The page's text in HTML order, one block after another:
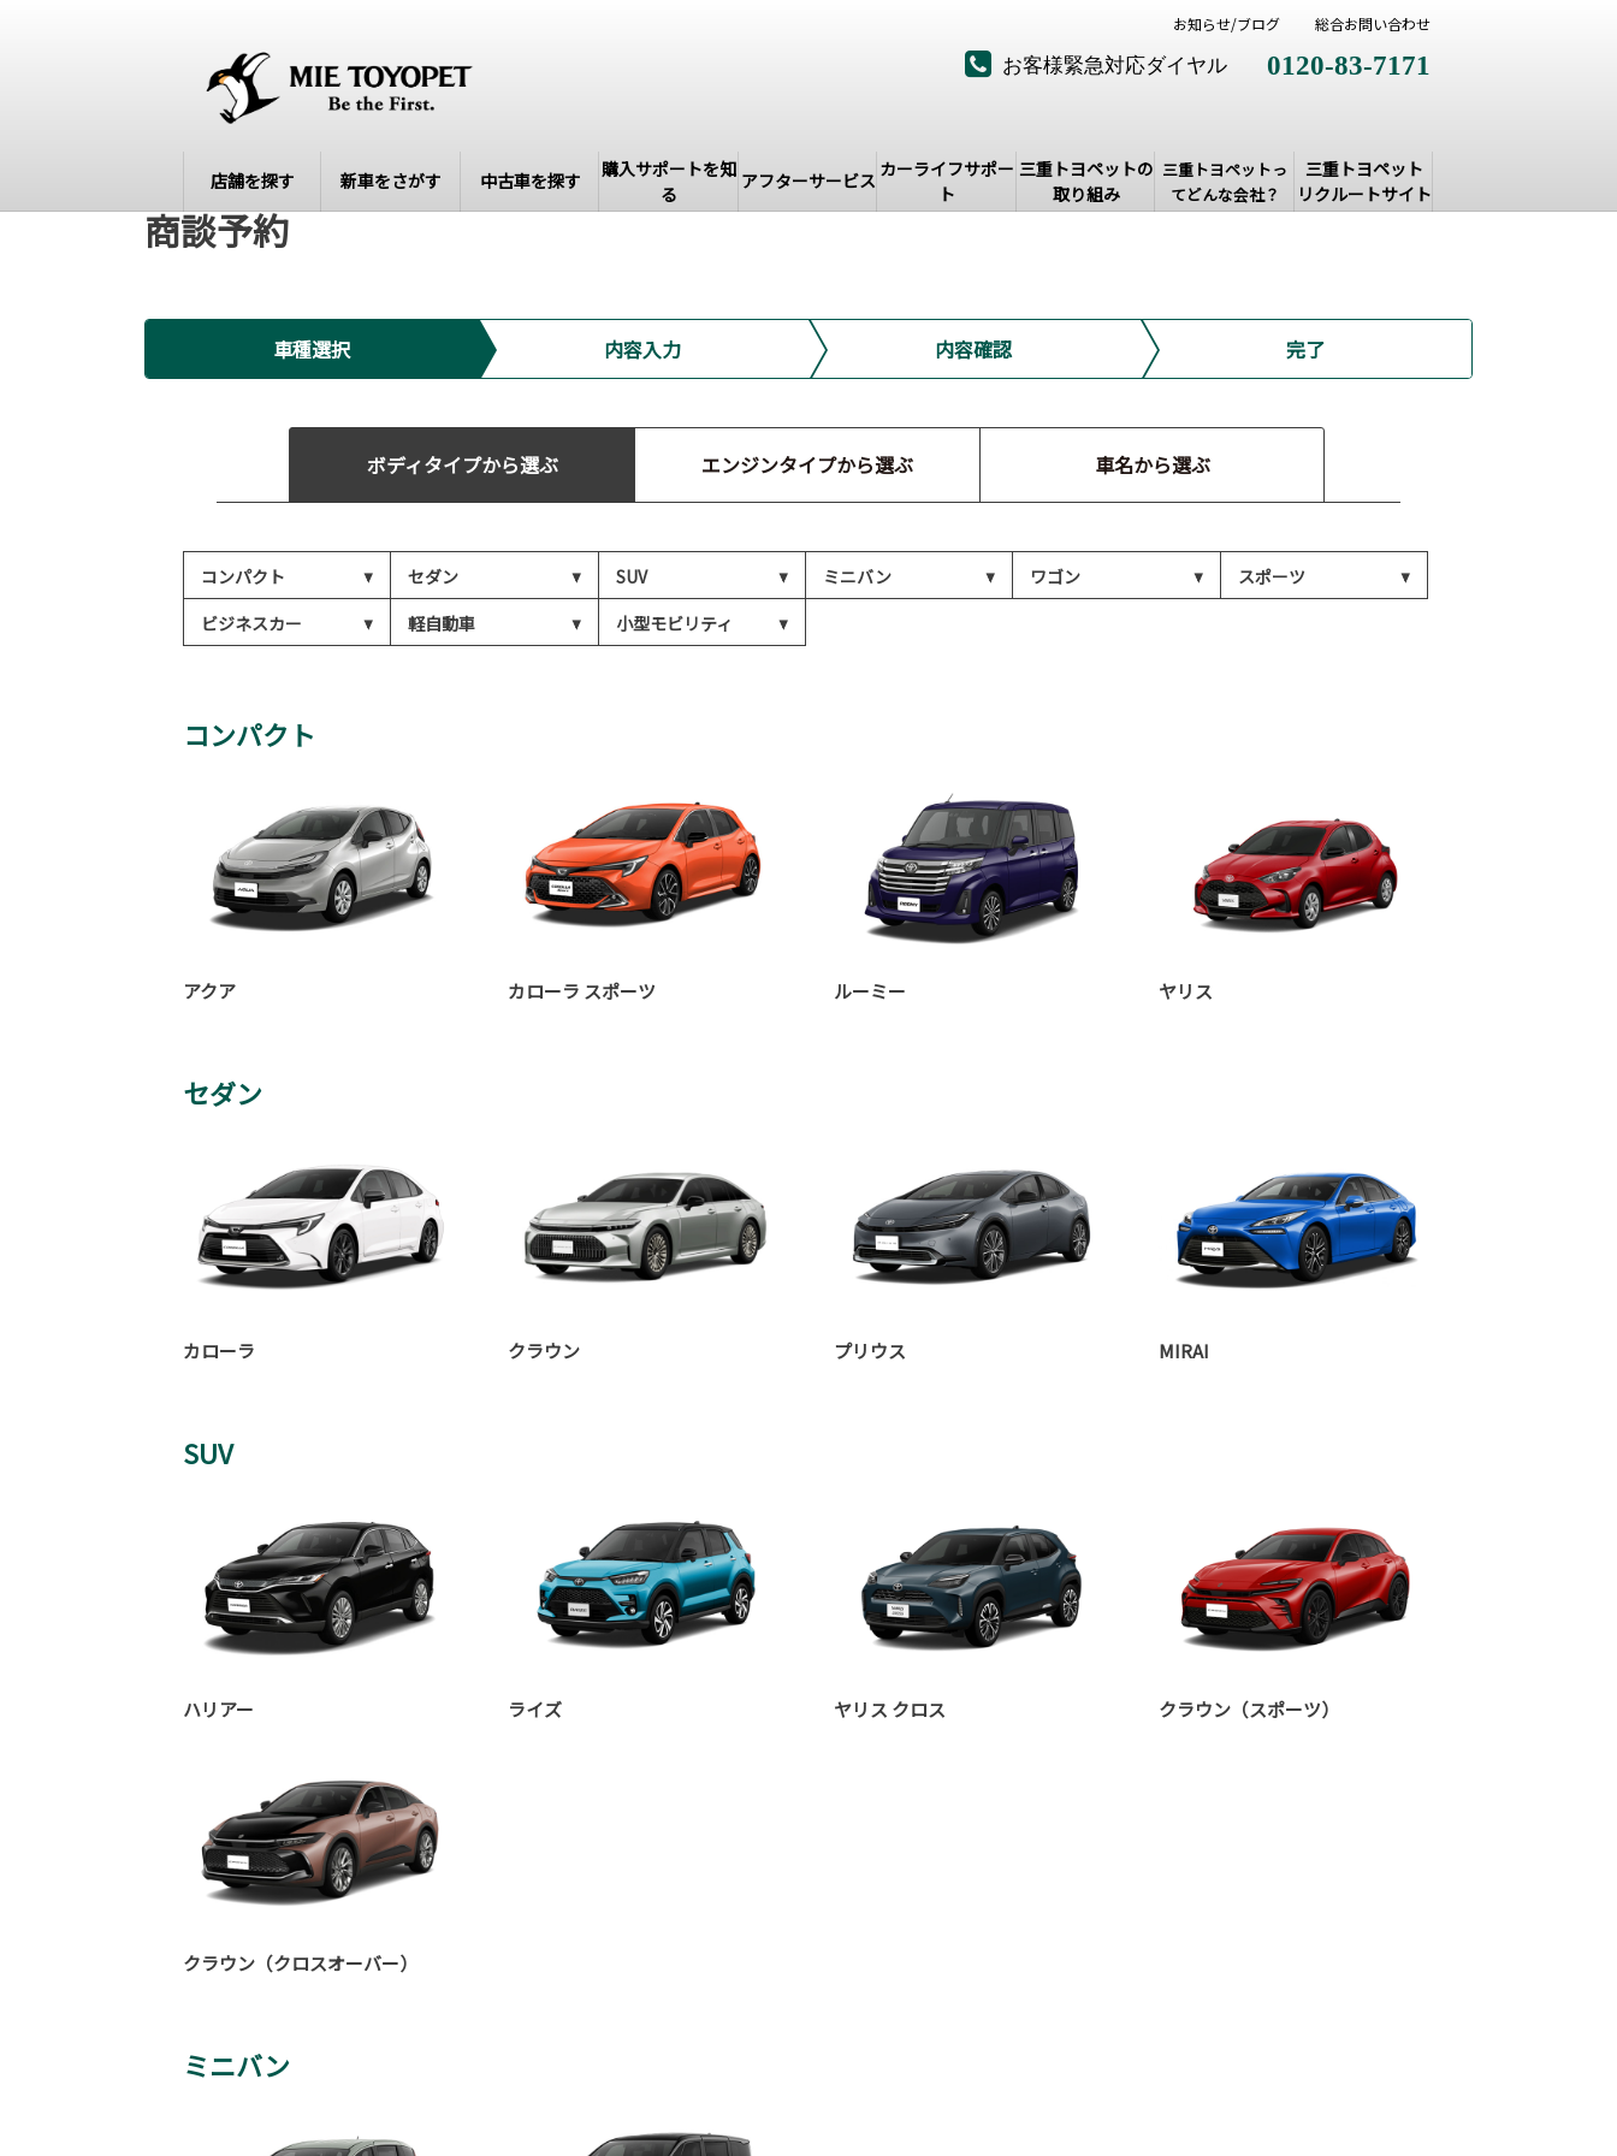
お客様緊急対応ダイヤル 0120-83-7171
店舗を探す 新車をさがす 中古車を探す
購入サポートを知
る
アフターサービス カーライフサポー
ト
三重トヨペットの
取り組み
三重トヨペットっ
てどんな会社？
三重トヨペット
リクルートサイト
お知らせ/ブログ 総合お問い合わせ
商談予約
車種選択 内容入力 内容確認 完了
ボディタイプから選ぶ エンジンタイプから選ぶ 車名から選ぶ
コンパクト セダン SUV ミニバン ワゴン
スポーツ
ビジネスカー
軽自動車 小型モビリティ
コンパクト
アクア カローラ スポーツ ルーミー ヤリス
セダン
カローラ クラウン プリウス MIRAI
SUV
ハリアー ライズ ヤリス クロス クラウン（スポーツ）
クラウン（クロスオーバー）
ミニバン